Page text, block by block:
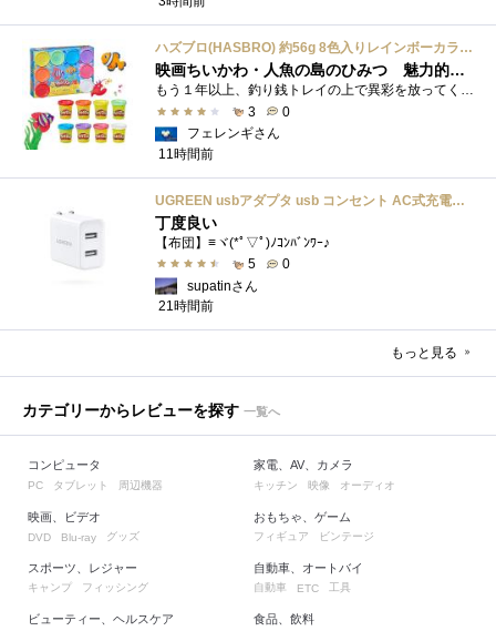
ハズブロ(HASBRO) 約56g 8色入りレインボーカラーのプレイ・ドー、新学期用品、2才以上のプリスクールの子供向け、子供向けのアート&クラフト 粘土 ねんど、こどもの日、子供の日プレゼント
映画ちいかわ・人魚の島のひみつ 魅力的なビラン：セイレーンを造ってみた
もう１年以上、釣り銭トレイの上で異彩を放ってくれたミャクミャクのマグネット 映画ちいかわ人魚の島のひみつを鑑賞後、素敵なビランのセイ...
3
0
フェレンギさん
11時間前
UGREEN usbアダプタ usb コンセント AC式充電器 3.1A PSE認証済み 折りたたみ式プラグ 2ポート
丁度良い
【布団】≡ヾ(*ﾟ▽ﾟ)ﾉｺﾝﾊﾞﾝﾜｰ♪
5
0
supatinさん
21時間前
もっと見る
カテゴリーからレビューを探す 一覧へ
コンピュータ
PC タブレット 周辺機器
映画、ビデオ
DVD Blu-ray グッズ
スポーツ、レジャー
キャンプ フィッシング
ビューティー、ヘルスケア
家電、AV、カメラ
キッチン 映像 オーディオ
おもちゃ、ゲーム
フィギュア ビンテージ
自動車、オートバイ
自動車 ETC 工具
食品、飲料